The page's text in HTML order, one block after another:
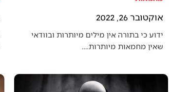
אוקטובר 26, 2022
ידוע כי בתורה אין מילים מיותרות ובוודאי
שאין מחמאות מיותרות.…